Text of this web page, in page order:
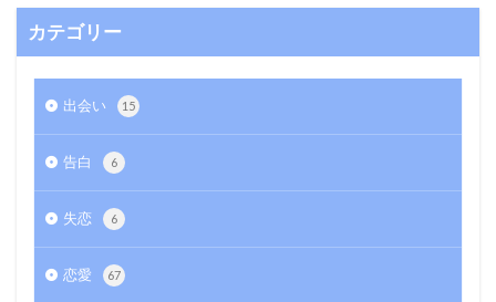
カテゴリー
出会い 15
告白 6
失恋 6
恋愛 67